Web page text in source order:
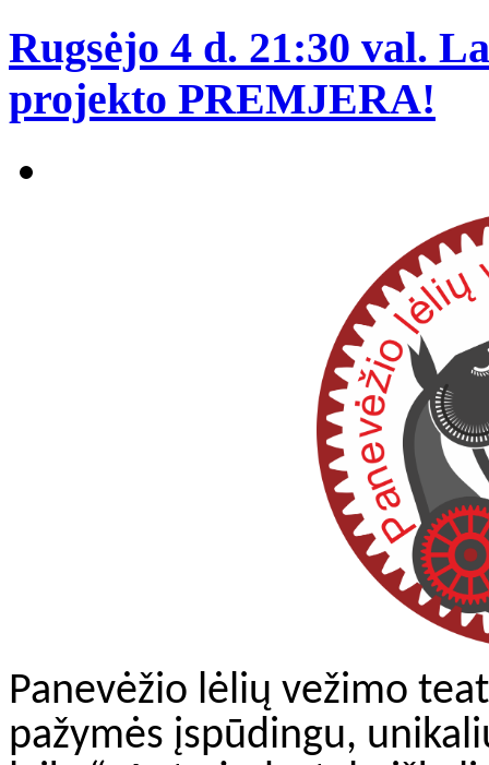
Rugsėjo 4 d. 21:30 val.
projekto PREMJERA!
Panevėžio lėlių vežimo
pažymės įspūdingu,